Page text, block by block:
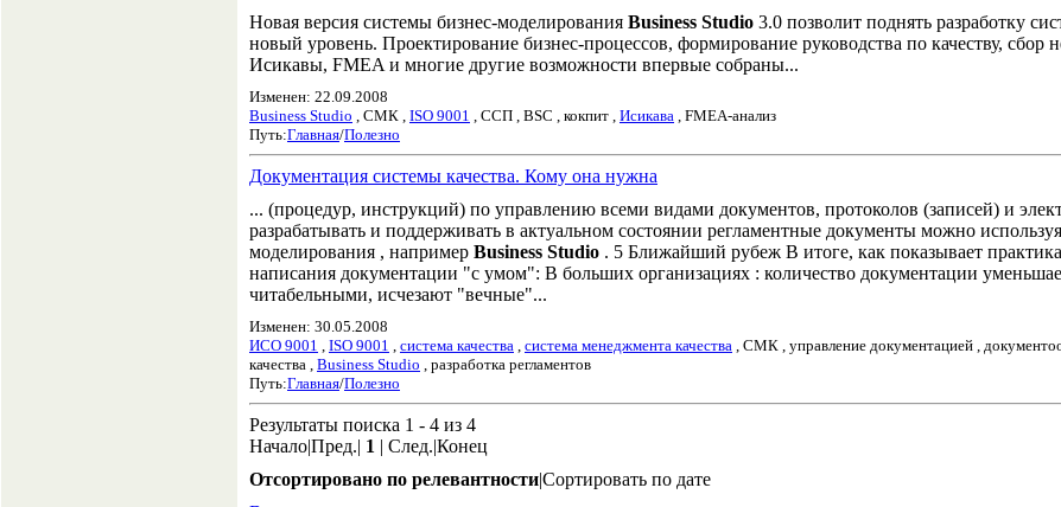
Новая версия системы бизнес-моделирования Business Studio 3.0 позволит поднять разработку
новый уровень. Проектирование бизнес-процессов, формирование руководства по качеству, сбор
Иcикавы, FMEA и многие другие возможности впервые собраны...
Изменен: 22.09.2008
Business Studio , СМК , ISO 9001 , ССП , BSC , кокпит , Исикава , FMEA-анализ
Путь:Главная/Полезно
Документация системы качества. Кому она нужна
... (процедур, инструкций) по управлению всеми видами документов, протоколов (записей) и
разрабатывать и поддерживать в актуальном состоянии регламентные документы можно
моделирования , например Business Studio . 5 Ближайший рубеж В итоге, как показывает
написания документации "с умом": В больших организациях : количество документации
читабельными, исчезают "вечные"...
Изменен: 30.05.2008
ИСО 9001 , ISO 9001 , система качества , система менеджмента качества , СМК , управление документацией ,
качества , Business Studio , разработка регламентов
Путь:Главная/Полезно
Результаты поиска 1 - 4 из 4
Начало|Пред.| 1 | След.|Конец
Отсортировано по релевантности|Сортировать по дате